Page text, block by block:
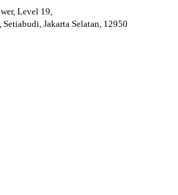
Level 19,
Jakarta Selatan, 12950